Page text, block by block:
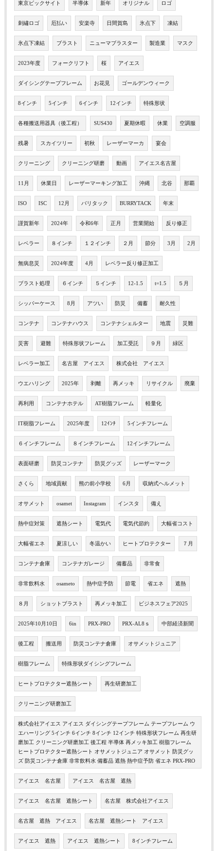
東京ビックサイト 半導体 新年 オリジナル ロゴ
刺繡ロゴ 厄払い 安楽寺 日間賀島 氷点下 凍結
氷点下凍結 ブラスト ニューマブラスター 製造業 マスク
2023年度 フォークリフト 桜 アイエス
ダイシングテープフレーム お花見 ゴールデンウィーク
8インチ 5インチ 6インチ 12インチ 特殊形状
各種搬送用器具（後工程） SUS430 夏期休暇 休業 空調服
残暑 スカイツリー 初秋 レーザーマーカ 宴会
クリーニング クリーニング研磨 動画 アイエス名古屋
11月 休業日 レーザーマーキング加工 沖縄 北谷 那覇
ISO ISC 12月 バリタック BURRYTACK 年末
謹賀新年 2024年 令和6年 正月 営業開始 反り修正
レベラー ８インチ １２インチ ２月 節分 3月 2月
無病息災 2024年度 4月 レベラー反り修正加工
ブラスト処理 ６インチ ５インチ 12-1.5 t=1.5 ５月
シッパーケース 8月 アツい 防災 備蓄 耐久性
コンテナ コンテナハウス コンテナシェルター 地震 災難
災害 避難 特殊形状フレーム 加工受託 ９月 緑区
レベラー加工 名古屋 アイエス 株式会社 アイエス
ウエハリング 2025年 剥離 再メッキ リサイクル 廃棄
再利用 コンテナホテル AT樹脂フレーム 軽量化
IT樹脂フレーム 2025年度 12ｲﾝﾁ 5インチフレーム
６インチフレーム ８インチフレーム 12インチフレーム
表面研磨 防災コンテナ 防災グッズ レーザーマーク
さくら 地域貢献 熊の前小学校 6月 収納式ヘルメット
オサメット osamet Instagram インスタ 備え
熱中症対策 遮熱シート 電気代 電気代節約 大幅省コスト
大幅省エネ 夏涼しい 冬温かい ヒートプロテクター ７月
コンテナ倉庫 コンテナガレージ 備蓄品 非常食
非常飲料水 osameto 熱中症予防 節電 省エネ 遮熱
８月 ショットブラスト 再メッキ加工 ビジネスフェア2025
2025年10月10日 6in PRX-PRO PRX-AL8ｓ 中部経済新聞
後工程 搬送用 防災コンテナ倉庫 オサメットジュニア
樹脂フレーム 特殊形状ダイシングフレーム
ヒートプロテクター遮熱シート 再生研磨加工
クリーニング研磨加工
株式会社アイエス アイエス ダイシングテープフレーム テープフレーム ウ
エハーリング 5インチ 6インチ 8インチ 12インチ 特殊形状フレーム 再生研
磨加工 クリーニング研磨加工 後工程 半導体 再メッキ加工 樹脂フレーム
ヒートプロテクター遮熱シート オサメットジュニア オサメット 防災グッ
ズ 防災コンテナ倉庫 非常飲料水 備蓄品 遮熱 熱中症予防 省エネ PRX-PRO
アイエス 名古屋 アイエス 名古屋 遮熱
アイエス 名古屋 遮熱シート 名古屋 株式会社アイエス
名古屋 遮熱 アイエス 名古屋 遮熱シート アイエス
アイエス 遮熱 アイエス 遮熱シート 8インチフレーム